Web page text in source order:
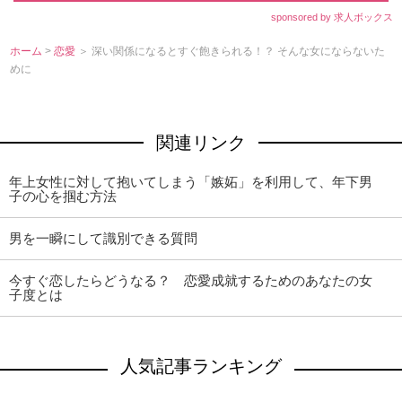
sponsored by 求人ボックス
ホーム >恋愛 ＞ 深い関係になるとすぐ飽きられる！？ そんな女にならないた
めに
関連リンク
年上女性に対して抱いてしまう「嫉妬」を利用して、年下男
子の心を掴む方法
男を一瞬にして識別できる質問
今すぐ恋したらどうなる？ 恋愛成就するためのあなたの女
子度とは
人気記事ランキング